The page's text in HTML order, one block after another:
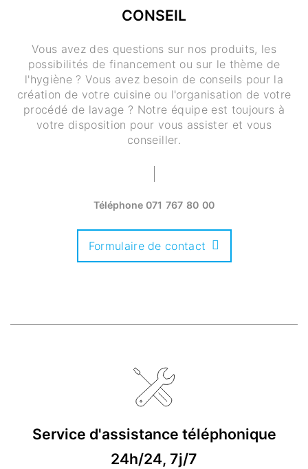
CONSEIL
Vous avez des questions sur nos produits, les
possibilités de financement ou sur le thème de
l'hygiène ? Vous avez besoin de conseils pour la
création de votre cuisine ou l'organisation de votre
procédé de lavage ? Notre équipe est toujours à
votre disposition pour vous assister et vous
conseiller.
Téléphone 071 767 80 00
Formulaire de contact
Service d'assistance téléphonique
24h/24, 7j/7